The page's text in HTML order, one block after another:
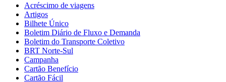
Acréscimo de viagens
Artigos
Bilhete Único
Boletim Diário de Fluxo e Demanda
Boletim do Transporte Coletivo
BRT Norte-Sul
Campanha
Cartão Benefício
Cartão Fácil